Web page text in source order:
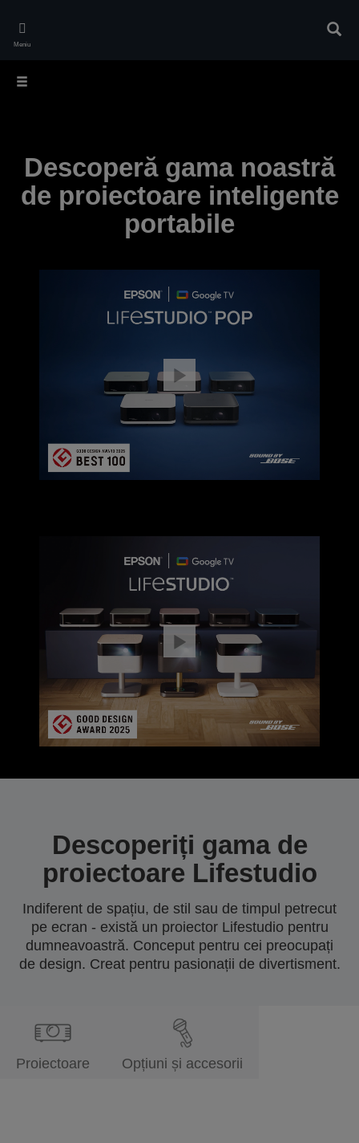
main
Meniu
Descoperă gama noastră
de proiectoare inteligente
portabile
Descoperiți gama de
proiectoare Lifestudio
Indiferent de spațiu, de stil sau de timpul petrecut
pe ecran - există un proiector Lifestudio pentru
dumneavoastră. Conceput pentru cei preocupați
de design. Creat pentru pasionații de divertisment.
Proiectoare Opțiuni și accesorii